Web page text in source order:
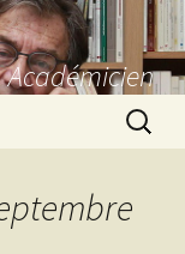
Académicien